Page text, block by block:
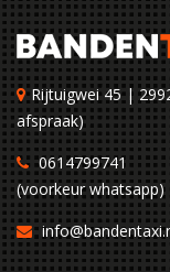
Rijtuigwei 45 |
afspraak)
0614799741
(voorkeur whatsapp)